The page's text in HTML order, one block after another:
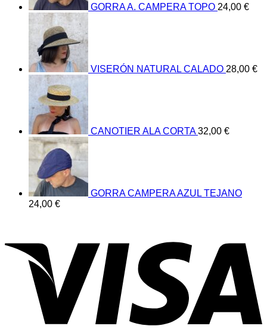
GORRA A. CAMPERA TOPO 24,00 €
VISERÓN NATURAL CALADO 28,00 €
CANOTIER ALA CORTA 32,00 €
GORRA CAMPERA AZUL TEJANO
24,00 €